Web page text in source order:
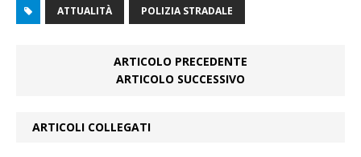
ATTUALITÀ POLIZIA STRADALE
ARTICOLO PRECEDENTE
ARTICOLO SUCCESSIVO
ARTICOLI COLLEGATI